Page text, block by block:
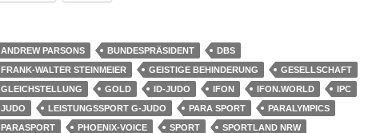
ANDREW PARSONS BUNDESPRÄSIDENT
DBS
FRANK-WALTER STEINMEIER
GEISTIGE BEHINDERUNG
GESELLSCHAFT
GLEICHSTELLUNG
GOLD ID-JUDO IFON IFON.WORLD
IPC
JUDO
LEISTUNGSSPORT G-JUDO PARA SPORT
PARALYMPICS
PARASPORT
PHOENIX-VOICE SPORT
SPORTLAND NRW